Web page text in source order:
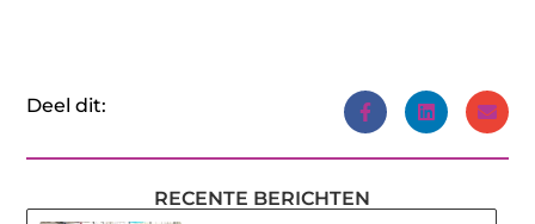
Deel dit:
RECENTE BERICHTEN